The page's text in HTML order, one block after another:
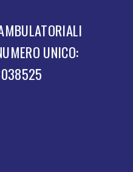
UNICO: